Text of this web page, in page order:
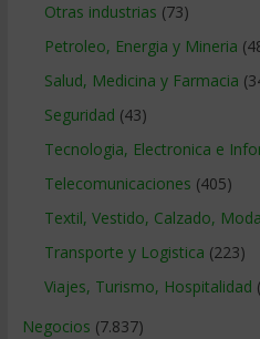
Otras industrias (73)
Petroleo, Energia y Mineria
Salud, Medicina y Farmacia
Seguridad (43)
Tecnologia, Electronica e
Telecomunicaciones (405)
Textil, Vestido, Calzado, Moda
Transporte y Logistica (223)
Viajes, Turismo, Hospitalidad
Negocios (7.837)